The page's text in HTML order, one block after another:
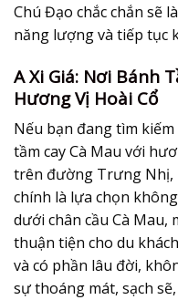
Chú Đạo chắc chắn sẽ
năng lượng và tiếp tục
A Xi Giá: Nơi Bánh
Hương Vị Hoài Cổ
Nếu bạn đang tìm
tầm cay Cà Mau với
trên đường Trưng Nhị,
chính là lựa chọn
dưới chân cầu Cà Mau,
thuận tiện cho du
và có phần lâu đời,
sự thoáng mát, sạch